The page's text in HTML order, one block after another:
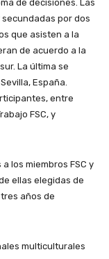
de decisiones. Las
por dos
que asisten a la
de acuerdo a la
La última se
España.
entre
FSC, y
los miembros FSC y
ellas elegidas de
años de
multiculturales